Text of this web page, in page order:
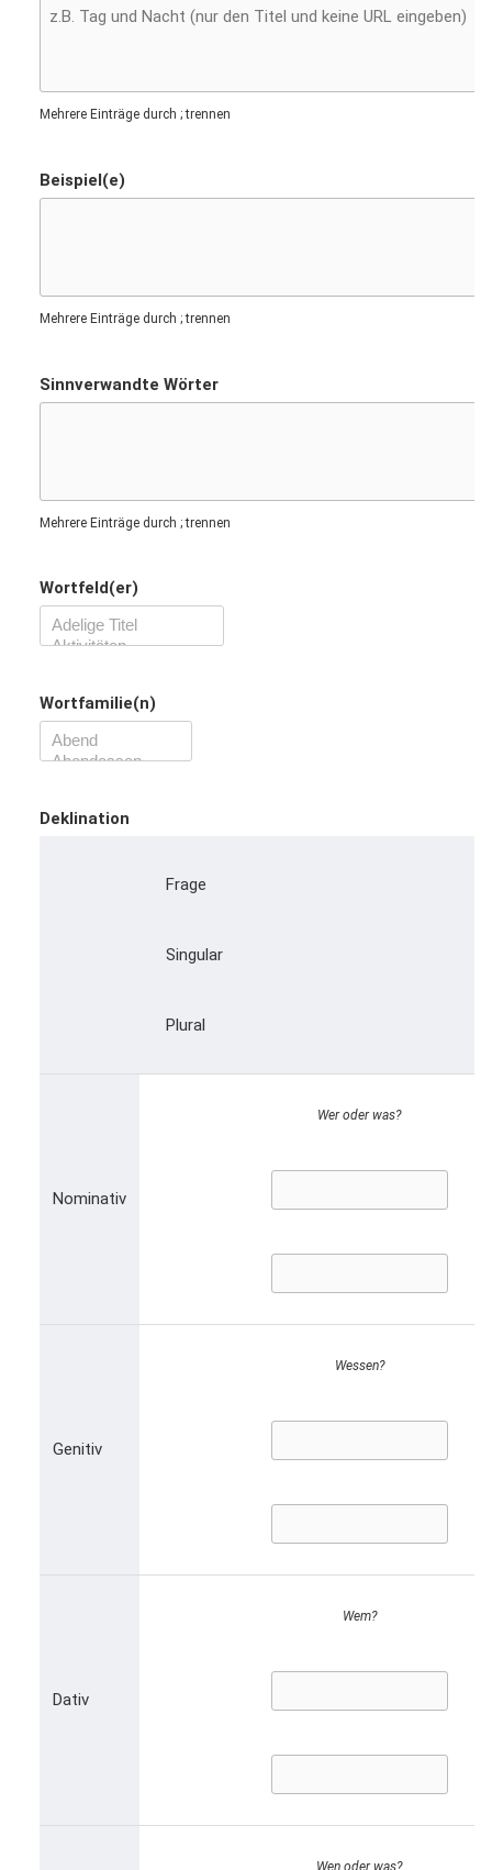
Mehrere Einträge durch ; trennen
Beispiel(e)
Mehrere Einträge durch ; trennen
Sinnverwandte Wörter
Mehrere Einträge durch ; trennen
Wortfeld(er)
Wortfamilie(n)
Deklination
Frage
Singular
Plural
Nominativ
Wer oder was?
Genitiv
Wessen?
Dativ
Wem?
Wen oder was?